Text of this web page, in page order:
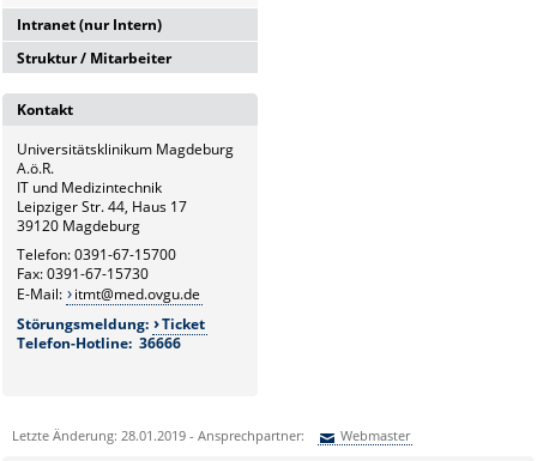
Intranet (nur Intern)
Intranetserver
Struktur / Mitarbeiter
G6
G6.1
Medizintechnik
G6.2
Hardware- und Service-
Management
Netzwerk und Kommunikation
Kontakt
Universitätsklinikum Magdeburg
A.ö.R.
IT und Medizintechnik
Leipziger Str. 44, Haus 17
39120 Magdeburg
Telefon: 0391-67-15700
Fax: 0391-67-15730
E-Mail:
itmt@med.ovgu.de
Störungsmeldung:
Ticket
Telefon-Hotline: 36666
Letzte Änderung: 28.01.2019 - Ansprechpartner: Webmaster